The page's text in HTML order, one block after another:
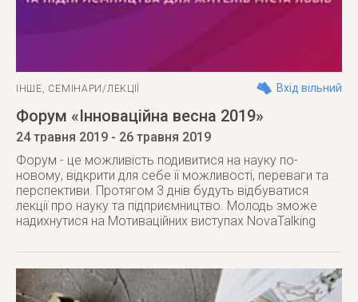
ІНШЕ, СЕМІНАРИ/ЛЕКЦІЇ Вхід вільний
Форум «Інноваційна весна 2019»
24 травня 2019 - 26 травня 2019
Форум - це можливість подивитися на науку по-
новому, відкрити для себе її можливості, переваги та
перспективи. Протягом 3 днів будуть відбуватися
лекції про науку та підприємництво. Молодь зможе
надихнутися на Мотиваційних виступах NovaTalking